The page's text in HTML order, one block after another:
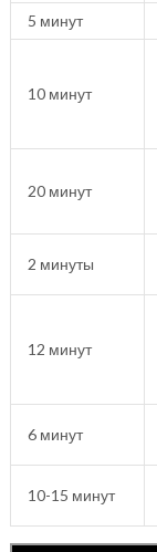
5 минут
10 минут
20 минут
2 минуты
12 минут
6 минут
10-15 минут